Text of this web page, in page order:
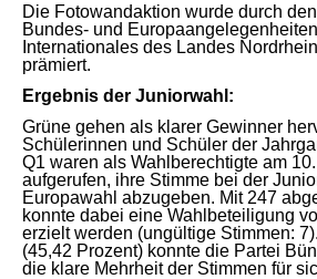
Die Fotowandaktion wurde durch
Bundes- und
Internationales des Landes
prämiert.
Ergebnis der Juniorwahl:
Grüne gehen als klarer Gewinner
Schülerinnen und Schüler der
Q1 waren als Wahlberechtigte am
aufgerufen, ihre Stimme bei der
Europawahl abzugeben. Mit 247
konnte dabei eine Wahlbeteiligung
erzielt werden (ungültige Stimmen:
(45,42 Prozent) konnte die Partei
die klare Mehrheit der Stimmen für